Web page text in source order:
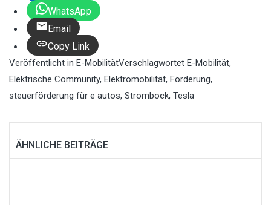
WhatsApp
Email
Copy Link
Veröffentlicht in E-MobilitätVerschlagwortet E-Mobilität,
Elektrische Community, Elektromobilität, Förderung,
steuerförderung für e autos, Strombock, Tesla
ÄHNLICHE BEITRÄGE